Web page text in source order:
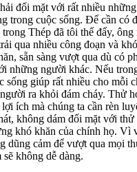
đối mặt với rất nhiều
trong cuộc sống. Để cần có
Thép đã tôi thế đấy,
qua nhiều công đoạn và
sẵn sàng vượt qua dù có
những người khác. Nếu
sống giúp rất nhiều cho
ra khỏi đám cháy. Thử
ích mà chúng ta cần rèn
không dám đối mặt với
khó khăn của chính họ. Vì
dũng cảm để vượt qua mọi
không dễ dàng.